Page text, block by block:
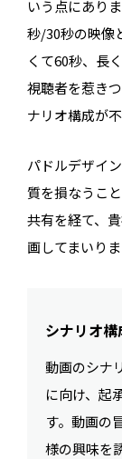
いう点にあり
秒/30秒の映像
くて60秒、長
視聴者を惹き
ナリオ構成が不
パドルデザイ
質を損なうこ
共有を経て、
画してまいりま
シナリオ
動画のシナ
に向け、起
す。動画の
様の興味を